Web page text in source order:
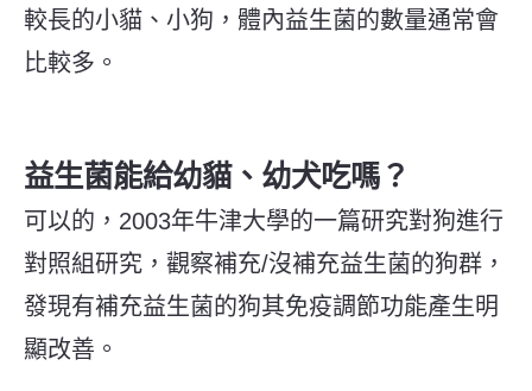
較長的小貓、小狗，體內益生菌的數量通常會
比較多。
益生菌能給幼貓、幼犬吃嗎？
可以的，2003年牛津大學的一篇研究對狗進行
對照組研究，觀察補充/沒補充益生菌的狗群，
發現有補充益生菌的狗其免疫調節功能產生明
顯改善。